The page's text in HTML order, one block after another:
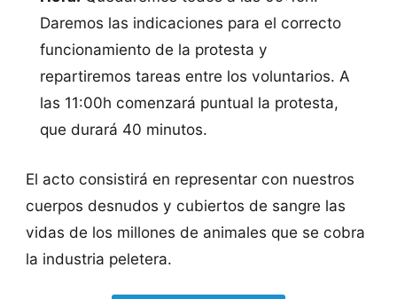
Daremos las indicaciones para el correcto
funcionamiento de la protesta y
repartiremos tareas entre los voluntarios. A
las 11:00h comenzará puntual la protesta,
que durará 40 minutos.
El acto consistirá en representar con nuestros
cuerpos desnudos y cubiertos de sangre las
vidas de los millones de animales que se cobra
la industria peletera.